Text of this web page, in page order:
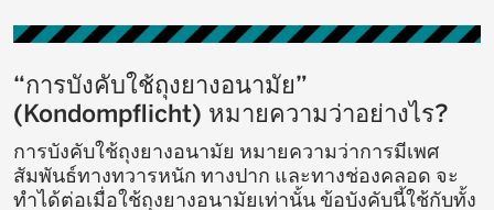
“การบังคับใช้ถุงยางอนามัย”
(Kondompflicht) หมายความว่าอย่างไร?
การบังคับใช้ถุงยางอนามัย หมายความว่าการมีเพศ
สัมพันธ์ทางทวารหนัก ทางปาก และทางช่องคลอด จะ
ทำได้ต่อเมื่อใช้ถุงยางอนามัยเท่านั้น ข้อบังคับนี้ใช้กับทั้ง